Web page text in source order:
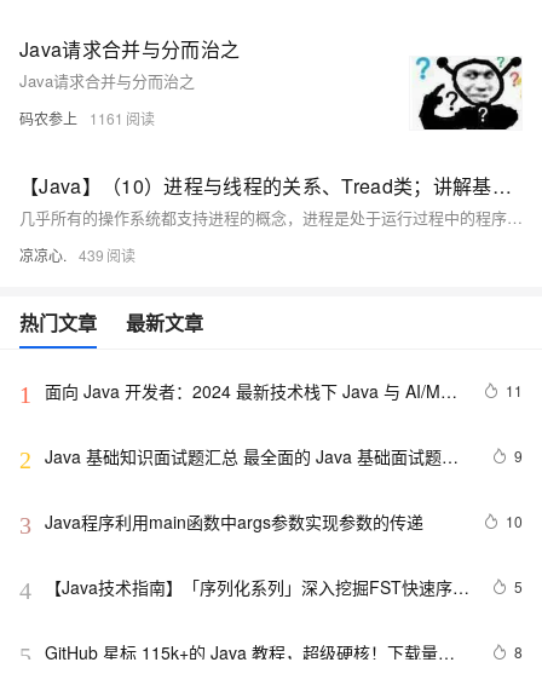
Java请求合并与分而治之
Java请求合并与分而治之
码农参上 1161
【Java】（10）进程与线程的关系、Tread类；讲解基本线程安全、网络编程内容；JSON序列化与反序列化
几乎所有的操作系统都支持进程的概念，进程是处于运行过程中的程序，并且具有一定的独立功能，进程是系统进行资源分配和调度的一个独立单位一般而言，进程包含如下三个特征。独立性动态性并发性。
凉凉心. 439
热门文章 最新文章
1
面向 Java 开发者：2024 最新技术栈下 Java 与 AI/ML
11
2 Java 基础知识面试题汇总 最全面的 Java 基础面试题整
9
3 Java程序利用main函数中args参数实现参数的传递 10
4
【Java技术指南】「序列化系列」深入挖掘FST快速序列
5
5 GitHub 星标 115k+的 Java 教程，超级硬核！下载量突
8